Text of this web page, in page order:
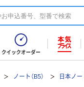
クイックオーダー
ノート（B5） 日本ノ